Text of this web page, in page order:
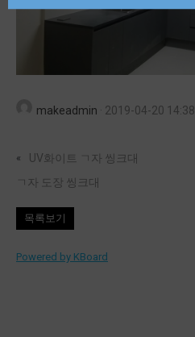
makeadmin · 2019-04-20 14:38
«
UV화이트 ㄱ자 씽크대
ㄱ자 도장 씽크대
목록보기
Powered by KBoard